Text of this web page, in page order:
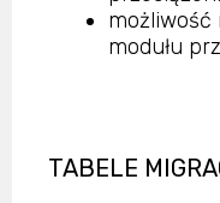
możliwość
modułu
TABELE